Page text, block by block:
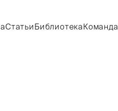
СтатьиБиблиотекаКоманда